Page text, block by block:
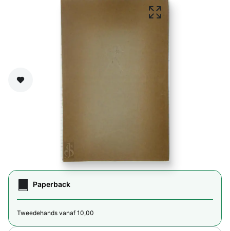
Paperback
Tweedehands vanaf 10,00